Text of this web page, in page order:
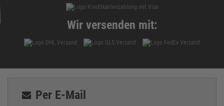
Wir versenden mit:
Per E-Mail